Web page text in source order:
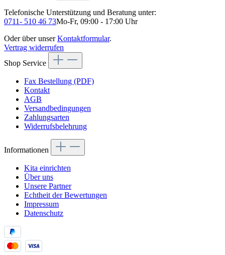
Telefonische Unterstützung und Beratung unter:
0711- 510 46 73Mo-Fr, 09:00 - 17:00 Uhr
Oder über unserKontaktformular.
Vertrag widerrufen
Shop Service
Fax Bestellung (PDF)
Kontakt
AGB
Versandbedingungen
Zahlungsarten
Widerrufsbelehrung
Informationen
Kita einrichten
Über uns
Unsere Partner
Echtheit der Bewertungen
Impressum
Datenschutz